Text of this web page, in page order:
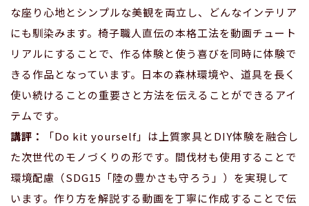
な座り心地とシンプルな美観を両立し、どんなインテリア
にも馴染みます。椅子職人直伝の本格工法を動画チュート
リアルにすることで、作る体験と使う喜びを同時に体験で
きる作品となっています。日本の森林環境や、道具を長く
使い続けることの重要さと方法を伝えることができるアイ
テムです。
講評：
「Do kit yourself」は上質家具とDIY体験を融合し
た次世代のモノづくりの形です。間伐材も使用することで
環境配慮（SDG15「陸の豊かさも守ろう」）を実現して
います。作り方を解説する動画を丁寧に作成することで伝